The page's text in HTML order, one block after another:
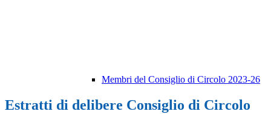
Membri del Consiglio di Circolo 2023-26
Estratti di delibere Consiglio di Circolo